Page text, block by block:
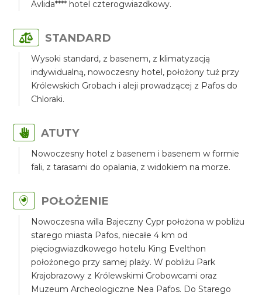
Avlida**** hotel czterogwiazdkowy.
STANDARD
Wysoki standard, z basenem, z klimatyzacją
indywidualną, nowoczesny hotel, położony tuż przy
Królewskich Grobach i aleji prowadzącej z Pafos do
Chloraki.
ATUTY
Nowoczesny hotel z basenem i basenem w formie
fali, z tarasami do opalania, z widokiem na morze.
POŁOŻENIE
Nowoczesna willa Bajeczny Cypr położona w pobliżu
starego miasta Pafos, niecałe 4 km od
pięciogwiazdkowego hotelu King Evelthon
położonego przy samej plaży. W pobliżu Park
Krajobrazowy z Królewskimi Grobowcami oraz
Muzeum Archeologiczne Nea Pafos. Do Starego